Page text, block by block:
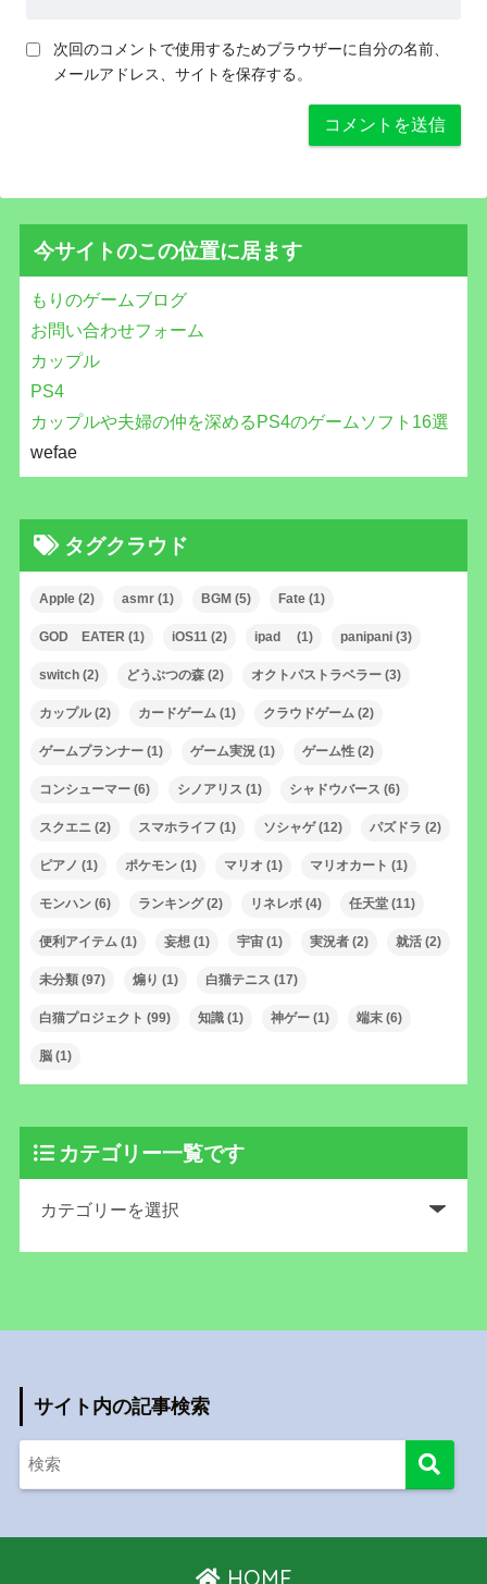
次回のコメントで使用するためブラウザーに自分の名前、
メールアドレス、サイトを保存する。
今サイトのこの位置に居ます
もりのゲームブログ
お問い合わせフォーム
カップル
PS4
カップルや夫婦の仲を深めるPS4のゲームソフト16選
wefae
タグクラウド
Apple(2) asmr(1) BGM (5) Fate(1)
GOD EATER (1) iOS11(2) ipad (1) panipani(3)
switch(2) どうぶつの森(2) オクトパストラベラー(3)
カップル(2) カードゲーム(1) クラウドゲーム(2)
ゲームプランナー(1) ゲーム実況(1) ゲーム性(2)
コンシューマー(6) シノアリス (1) シャドウバース (6)
スクエニ(2) スマホライフ (1) ソシャゲ(12) パズドラ (2)
ピアノ (1) ポケモン(1) マリオ (1) マリオカート (1)
モンハン(6) ランキング(2) リネレボ(4) 任天堂(11)
便利アイテム(1) 妄想(1) 宇宙(1) 実況者(2) 就活(2)
未分類(97) 煽り (1) 白猫テニス (17)
白猫プロジェクト (99) 知識(1) 神ゲー(1) 端末(6)
脳(1)
カテゴリー一覧です
サイト内の記事検索
HOME